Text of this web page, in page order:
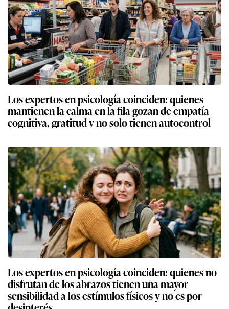
Los expertos en psicología coinciden: quienes
mantienen la calma en la fila gozan de empatía
cognitiva, gratitud y no solo tienen autocontrol
Los expertos en psicología coinciden: quienes no
disfrutan de los abrazos tienen una mayor
sensibilidad a los estímulos físicos y no es por